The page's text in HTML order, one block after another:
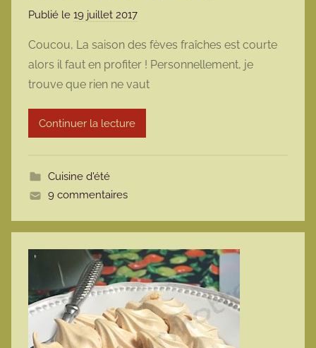
Publié le 19 juillet 2017
r
m
a
r
Coucou, La saison des fèves fraîches est courte
alors il faut en profiter ! Personnellement, je
trouve que rien ne vaut
Continuer la lecture
Cuisine d'été
9 commentaires